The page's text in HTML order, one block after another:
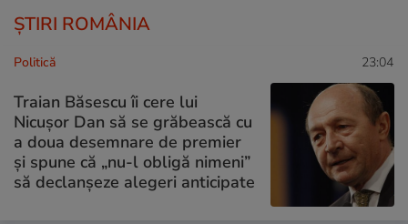
ȘTIRI ROMÂNIA
Politică 23:04
Traian Băsescu îi cere lui
Nicușor Dan să se grăbească cu
a doua desemnare de premier
și spune că „nu-l obligă nimeni”
să declanșeze alegeri anticipate